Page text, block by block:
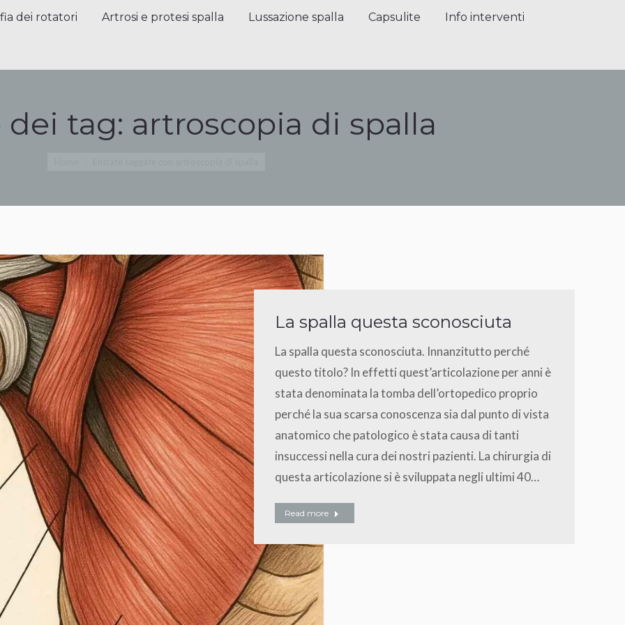
dei rotatori Artrosi e protesi spalla Lussazione spalla Capsulite Info interventi
tag: artroscopia di spalla
La spalla questa sconosciuta
La spalla questa sconosciuta. Innanzitutto perché
questo titolo? In effetti quest’articolazione per anni è
stata denominata la tomba dell’ortopedico proprio
perché la sua scarsa conoscenza sia dal punto di vista
anatomico che patologico è stata causa di tanti
insuccessi nella cura dei nostri pazienti. La chirurgia di
questa articolazione si è sviluppata negli ultimi 40…
Read more
dei rotatori Artrosi e protesi spalla Lussazione spalla Capsulite Info interventi